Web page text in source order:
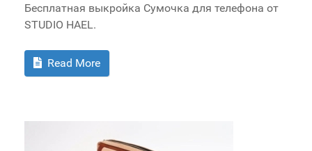
Бесплатная выкройка Сумочка для телефона от
STUDIO HAEL.
Read More